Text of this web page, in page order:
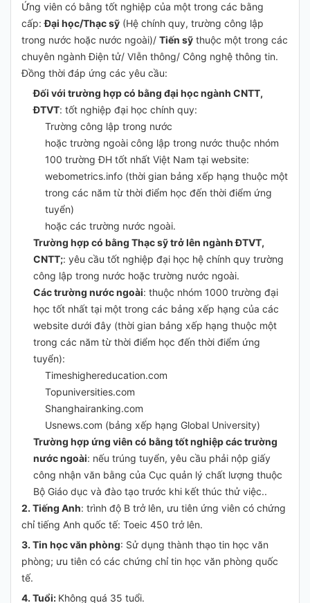
Ứng viên có bằng tốt nghiệp của một trong các bằng
cấp:Đại học/Thạc sỹ (Hệ chính quy, trường công lập
trong nước hoặc nước ngoài)/ Tiến sỹ thuộc một trong các
chuyên ngành Điện tử/ VIễn thông/ Công nghệ thông tin.
Đồng thời đáp ứng các yêu cầu:
Đối với trường hợp có bằng đại học ngành CNTT,
ĐTVT: tốt nghiệp đại học chính quy:
Trường công lập trong nước
hoặc trường ngoài công lập trong nước thuộc nhóm
100 trường ĐH tốt nhất Việt Nam tại website:
webometrics.info (thời gian bảng xếp hạng thuộc một
trong các năm từ thời điểm học đến thời điểm ứng
tuyển)
hoặc các trường nước ngoài.
Trường hợp có bằng Thạc sỹ trở lên ngành ĐTVT,
CNTT;: yêu cầu tốt nghiệp đại học hệ chính quy trường
công lập trong nước hoặc trường nước ngoài.
Các trường nước ngoài: thuộc nhóm 1000 trường đại
học tốt nhất tại một trong các bảng xếp hạng của các
website dưới đây (thời gian bảng xếp hạng thuộc một
trong các năm từ thời điểm học đến thời điểm ứng
tuyển):
Timeshighereducation.com
Topuniversities.com
Shanghairanking.com
Usnews.com (bảng xếp hạng Global University)
Trường hợp ứng viên có bằng tốt nghiệp các trường
nước ngoài: nếu trúng tuyển, yêu cầu phải nộp giấy
công nhận văn bằng của Cục quản lý chất lượng thuộc
Bộ Giáo dục và đào tạo trước khi kết thúc thử việc..
2. Tiếng Anh: trình độ B trở lên, ưu tiên ứng viên có chứng
chỉ tiếng Anh quốc tế: Toeic 450 trở lên.
3. Tin học văn phòng: Sử dụng thành thạo tin học văn
phòng; ưu tiên có các chứng chỉ tin học văn phòng quốc
tế.
4. Tuổi: Không quá 35 tuổi.